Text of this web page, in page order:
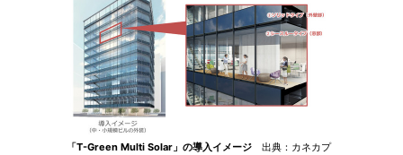
「T-Green Multi Solar」の導入イメージ 出典：カネカプ